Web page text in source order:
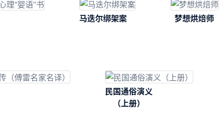
马迭尔绑架案 梦想烘焙师
民国通俗演义
（上册）